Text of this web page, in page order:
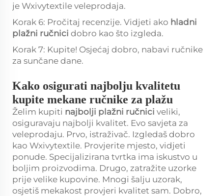
je Wxivytextile veleprodaja.
Korak 6: Pročitaj recenzije. Vidjeti ako hladni
plažni ručnici dobro kao što izgleda.
Korak 7: Kupite! Osjećaj dobro, nabavi ručnike
za sunčane dane.
Kako osigurati najbolju kvalitetu
kupite mekane ručnike za plažu
Želim kupiti najbolji plažni ručnici veliki,
osiguravaju najbolji kvalitet. Evo savjeta za
veleprodaju. Prvo, istraživač. Izgledaš dobro
kao Wxivytextile. Provjerite mjesto, vidjeti
ponude. Specijalizirana tvrtka ima iskustvo u
boljim proizvodima. Drugo, zatražite uzorke
prije velike kupovine. Mnogi šalju uzorak,
osjetiš mekakost provjeri kvalitet sam. Dobro,